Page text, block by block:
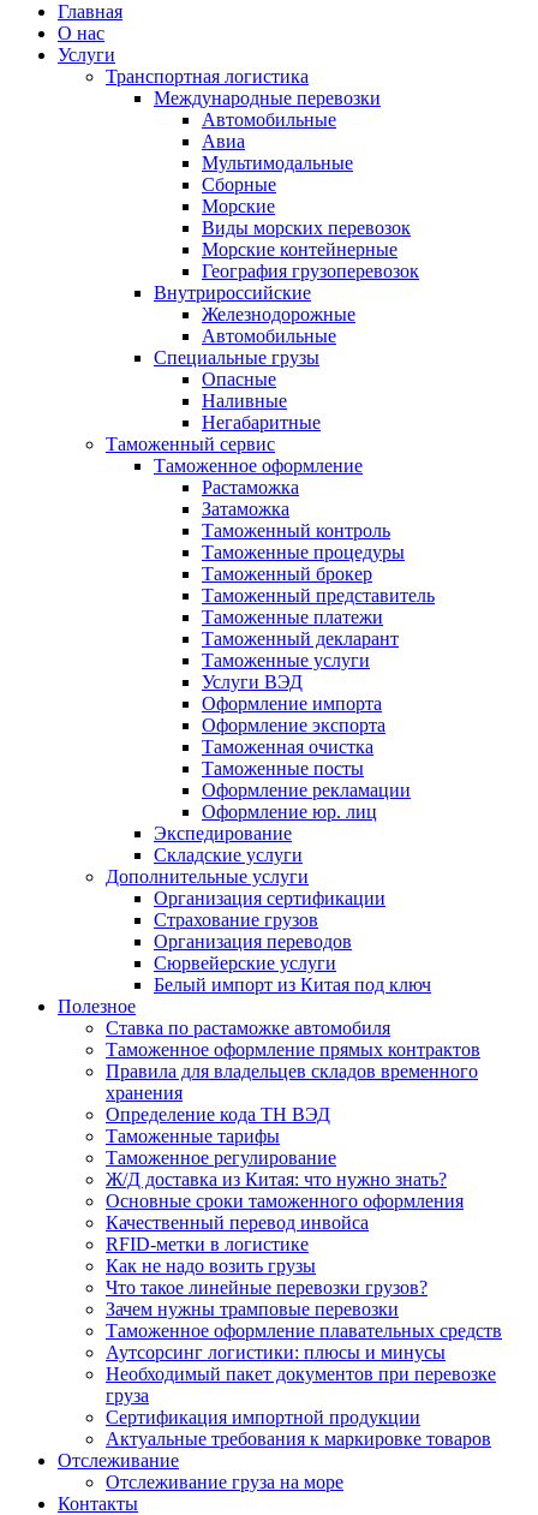
Главная
О нас
Услуги
Транспортная логистика
Международные перевозки
Автомобильные
Авиа
Мультимодальные
Сборные
Морские
Виды морских перевозок
Морские контейнерные
География грузоперевозок
Внутрироссийские
Железнодорожные
Автомобильные
Специальные грузы
Опасные
Наливные
Негабаритные
Таможенный сервис
Таможенное оформление
Растаможка
Затаможка
Таможенный контроль
Таможенные процедуры
Таможенный брокер
Таможенный представитель
Таможенные платежи
Таможенный декларант
Таможенные услуги
Услуги ВЭД
Оформление импорта
Оформление экспорта
Таможенная очистка
Таможенные посты
Оформление рекламации
Оформление юр. лиц
Экспедирование
Складские услуги
Дополнительные услуги
Организация сертификации
Страхование грузов
Организация переводов
Сюрвейерские услуги
Белый импорт из Китая под ключ
Полезное
Ставка по растаможке автомобиля
Таможенное оформление прямых контрактов
Правила для владельцев складов временного
хранения
Определение кода ТН ВЭД
Таможенные тарифы
Таможенное регулирование
Ж/Д доставка из Китая: что нужно знать?
Основные сроки таможенного оформления
Качественный перевод инвойса
RFID-метки в логистике
Как не надо возить грузы
Что такое линейные перевозки грузов?
Зачем нужны трамповые перевозки
Таможенное оформление плавательных средств
Аутсорсинг логистики: плюсы и минусы
Необходимый пакет документов при перевозке
груза
Cертификация импортной продукции
Актуальные требования к маркировке товаров
Отслеживание
Отслеживание груза на море
Контакты